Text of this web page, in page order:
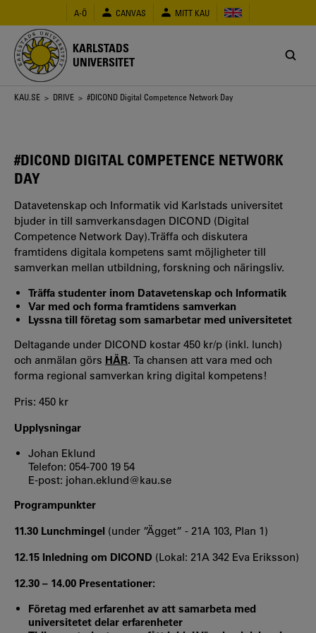
huvudinnehåll
A-Ö CANVAS MITT KAU
KARLSTADS
UNIVERSITET
Länkstig
KAU.SE > DRIVE > #DICOND Digital Competence Network Day
#DICOND DIGITAL COMPETENCE NETWORK
DAY
Datavetenskap och Informatik vid Karlstads universitet
bjuder in till samverkansdagen DICOND (Digital
Competence Network Day).Träffa och diskutera
framtidens digitala kompetens samt möjligheter till
samverkan mellan utbildning, forskning och näringsliv.
Träffa studenter inom Datavetenskap och Informatik
Var med och forma framtidens samverkan
Lyssna till företag som samarbetar med universitetet
Deltagande under DICOND kostar 450 kr/p (inkl. lunch)
och anmälan görs HÄR. Ta chansen att vara med och
forma regional samverkan kring digital kompetens!
Pris: 450 kr
Upplysningar
Johan Eklund
Telefon: 054-700 19 54
E-post: johan.eklund@kau.se
Programpunkter
11.30 Lunchmingel (under ”Ägget” - 21A 103, Plan 1)
12.15 Inledning om DICOND (Lokal: 21A 342 Eva Eriksson)
12.30 – 14.00 Presentationer:
Företag med erfarenhet av att samarbeta med
universitetet delar erfarenheter